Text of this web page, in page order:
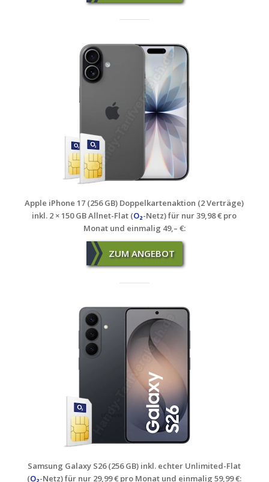
Apple iPhone 17 (256 GB) Doppelkartenaktion (2 Verträge)
inkl. 2 × 150 GB Allnet-Flat (O₂-Netz) für nur 39,98 € pro
Monat und einmalig 49,– €:
ZUM ANGEBOT
Samsung Galaxy S26 (256 GB) inkl. echter Unlimited-Flat
(O₂-Netz) für nur 29,99 € pro Monat und einmalig 59,99 €: